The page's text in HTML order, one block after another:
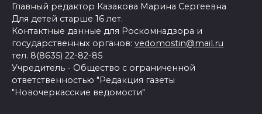
Главный редактор Казакова Марина Сергеевна
Для детей старше 16 лет.
Контактные данные для Роскомнадзора и
государственных органов: vedomostin@mail.ru
тел. 8(8635) 22-82-85
Учредитель - Общество с ограниченной
ответственностью "Редакция газеты
"Новочеркасские ведомости"